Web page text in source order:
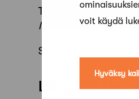
voit käydä
Hyväksy
Tilaisuus on
ILMOTTAUTUMINEN
Seminaaria ovat
Liittyvää